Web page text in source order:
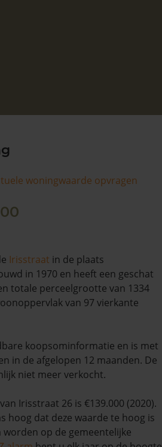
woningwaarde opvragen
Irisstraat in de plaats
in 1970 en heeft een geschat
totale perceelgrootte van 1334
van 97 vierkante
koopsominformatie en is met
in de afgelopen 12 maanden. De
niet meer verkocht.
Irisstraat 26 is €139.000 (2020).
hoog dat deze waarde te hoog is
op de gemeentelijke